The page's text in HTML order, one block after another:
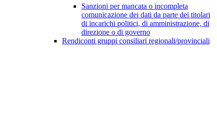
Sanzioni per mancata o incompleta
comunicazione dei dati da parte dei titolari
di incarichi politici, di amministrazione, di
direzione o di governo
Rendiconti gruppi consiliari regionali/provinciali